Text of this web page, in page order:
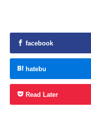
facebook
hatebu
Read Later